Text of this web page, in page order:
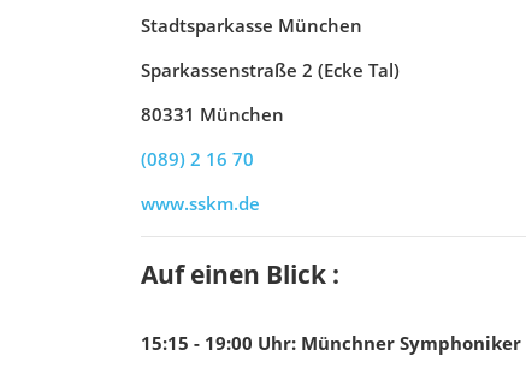
Stadtsparkasse München
Sparkassenstraße 2 (Ecke Tal)
80331 München
(089) 2 16 70
www.sskm.de
Auf einen Blick :
15:15 - 19:00 Uhr: Münchner Symphoniker